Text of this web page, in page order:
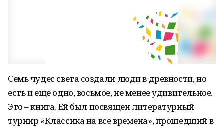
Семь чудес света создали люди в древности, но
есть и еще одно, восьмое, не менее удивительное.
Это – книга. Ей был посвящен литературный
турнир «Классика на все времена», прошедший в